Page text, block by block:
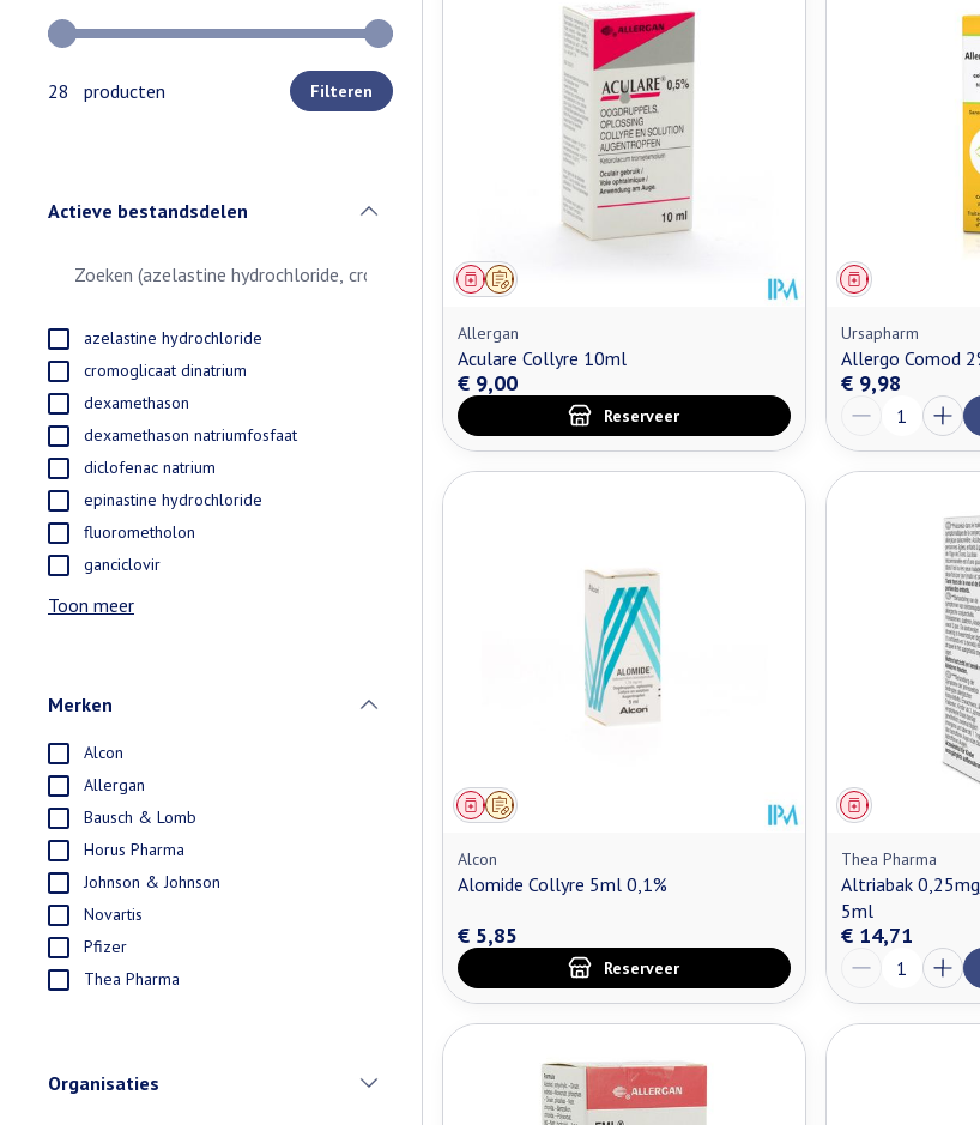
Gebruik de pijltjestoetsen links en rechts om de minimale en maximale prijswaarden aan te passen.
28 producten Filteren
Actieve bestandsdelen
azelastine hydrochloride
cromoglicaat dinatrium
dexamethason
dexamethason natriumfosfaat
diclofenac natrium
epinastine hydrochloride
fluorometholon
ganciclovir
Toon meer
Merken
Alcon
Allergan
Bausch & Lomb
Horus Pharma
Johnson & Johnson
Novartis
Pfizer
Thea Pharma
Organisaties
Op voorschrift
Geneesmiddel
Allergan
Aculare Collyre 10ml
€ 9,00
Reserveer
Geneesmiddel
Ursapharm
Allergo Comod
€ 9,98
Op voorschrift
Geneesmiddel
Alcon
Alomide Collyre 5ml 0,1%
€ 5,85
Reserveer
Geneesmiddel
Thea Pharma
Altriabak
5ml
€ 14,71
Aantal